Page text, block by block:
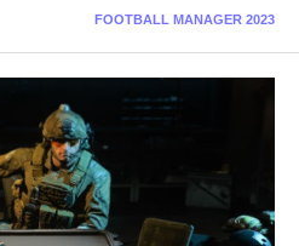
FOOTBALL MANAGER 2023